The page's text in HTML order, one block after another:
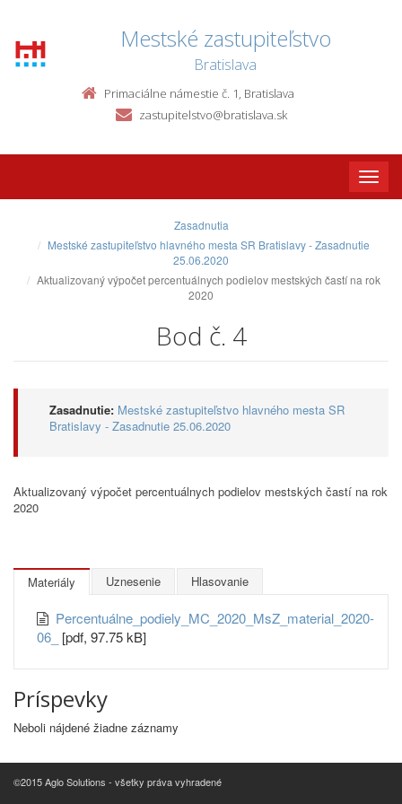
Mestské zastupiteľstvo
Bratislava
Primaciálne námestie č. 1, Bratislava
zastupitelstvo@bratislava.sk
Toggle
Zasadnutia
Mestské zastupiteľstvo hlavného mesta SR Bratislavy - Zasadnutie
25.06.2020
Aktualizovaný výpočet percentuálnych podielov mestských častí na rok
2020
Bod č. 4
Zasadnutie: Mestské zastupiteľstvo hlavného mesta SR
Bratislavy - Zasadnutie 25.06.2020
Aktualizovaný výpočet percentuálnych podielov mestských častí na rok
2020
Materiály Uznesenie Hlasovanie
Percentuálne_podiely_MC_2020_MsZ_material_2020-
06_ [pdf, 97.75 kB]
Príspevky
Neboli nájdené žiadne záznamy
©2015 Aglo Solutions - všetky práva vyhradené